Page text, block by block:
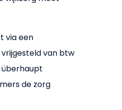
via een
van btw
de zorg